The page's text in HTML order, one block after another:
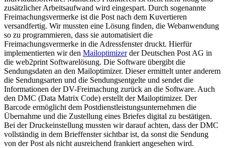
zusätzlicher Arbeitsaufwand wird eingespart. Durch sogenannte
Freimachungsvermerke ist die Post nach dem Kuvertieren
versandfertig. Wir mussten eine Lösung finden, die Webanwendung
so zu programmieren, dass sie automatisiert die
Freimachungsvermerke in die Adressfenster druckt. Hierfür
implementierten wir den Mailoptimizerder Deutschen Post AG in
die web2print Softwarelösung. Die Software übergibt die
Sendungsdaten an den Mailoptimizer. Dieser ermittelt unter anderem
die Sendungsarten und die Sendungsentgelte und sendet die
Informationen der DV-Freimachung zurück an die Software. Auch
den DMC (Data Matrix Code) erstellt der Mailoptimizer. Der
Barcode ermöglicht dem Postdienstleistungsunternehmen die
Übernahme und die Zustellung eines Briefes digital zu bestätigen.
Bei der Druckeinstellung mussten wir darauf achten, dass der DMC
vollständig in dem Brieffenster sichtbar ist, da sonst die Sendung
von der Post als nicht ausreichend frankiert angesehen wird.